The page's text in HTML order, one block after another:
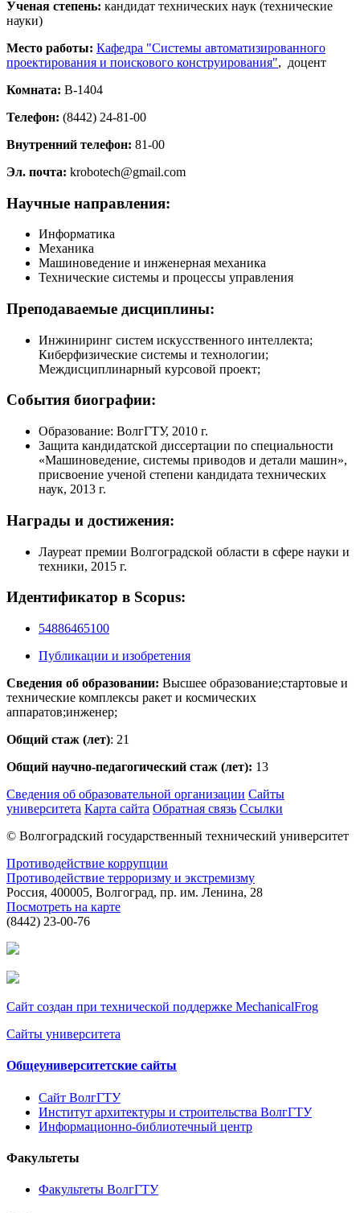
Ученая степень: кандидат технических наук (технические
науки)
Место работы: Кафедра "Системы автоматизированного
проектирования и поискового конструирования", доцент
Комната: В-1404
Телефон: (8442) 24-81-00
Внутренний телефон: 81-00
Эл. почта: krobotech@gmail.com
Научные направления:
Информатика
Механика
Машиноведение и инженерная механика
Технические системы и процессы управления
Преподаваемые дисциплины:
Инжиниринг систем искусственного интеллекта;
Киберфизические системы и технологии;
Междисциплинарный курсовой проект;
События биографии:
Образование: ВолгГТУ, 2010 г.
Защита кандидатской диссертации по специальности
«Машиноведение, системы приводов и детали машин»,
присвоение ученой степени кандидата технических
наук, 2013 г.
Награды и достижения:
Лауреат премии Волгоградской области в сфере науки и
техники, 2015 г.
Идентификатор в Scopus:
54886465100
Публикации и изобретения
Сведения об образовании: Высшее образование;стартовые и
технические комплексы ракет и космических
аппаратов;инженер;
Общий стаж (лет): 21
Общий научно-педагогический стаж (лет): 13
Сведения об образовательной организации Сайты
университета Карта сайта Обратная связь Ссылки
© Волгоградский государственный технический университет
Противодействие коррупции
Противодействие терроризму и экстремизму
Россия, 400005, Волгоград, пр. им. Ленина, 28
Посмотреть на карте
(8442) 23-00-76
Сайт создан при технической поддержке MechanicalFrog
Сайты университета
Общеуниверситетские сайты
Сайт ВолгГТУ
Институт архитектуры и строительства ВолгГТУ
Информационно-библиотечный центр
Факультеты
Факультеты ВолгГТУ